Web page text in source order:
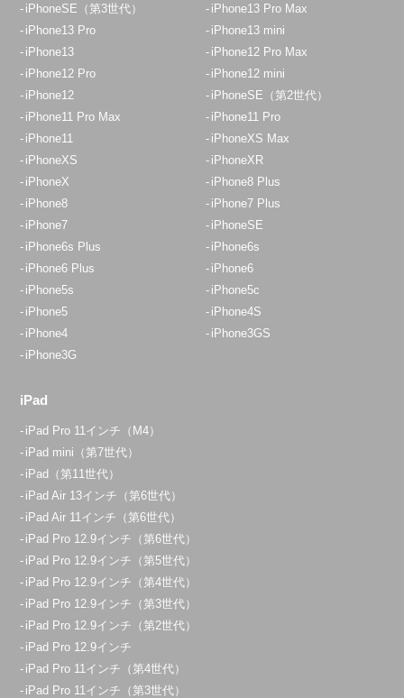
iPhoneSE（第3世代）
iPhone13 Pro Max
iPhone13 Pro
iPhone13 mini
iPhone13
iPhone12 Pro Max
iPhone12 Pro
iPhone12 mini
iPhone12
iPhoneSE（第2世代）
iPhone11 Pro Max
iPhone11 Pro
iPhone11
iPhoneXS Max
iPhoneXS
iPhoneXR
iPhoneX
iPhone8 Plus
iPhone8
iPhone7 Plus
iPhone7
iPhoneSE
iPhone6s Plus
iPhone6s
iPhone6 Plus
iPhone6
iPhone5s
iPhone5c
iPhone5
iPhone4S
iPhone4
iPhone3GS
iPhone3G
iPad
iPad Pro 11インチ（M4）
iPad mini（第7世代）
iPad（第11世代）
iPad Air 13インチ（第6世代）
iPad Air 11インチ（第6世代）
iPad Pro 12.9インチ（第6世代）
iPad Pro 12.9インチ（第5世代）
iPad Pro 12.9インチ（第4世代）
iPad Pro 12.9インチ（第3世代）
iPad Pro 12.9インチ（第2世代）
iPad Pro 12.9インチ
iPad Pro 11インチ（第4世代）
iPad Pro 11インチ（第3世代）